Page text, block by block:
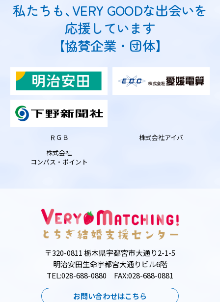
私たちも、VERY GOODな出会いを
応援しています
【協賛企業・団体】
ＲＧＢ
株式会社アイバ
株式会社
コンパス・ポイント
〒320-0811 栃木県宇都宮市大通り2-1-5
明治安田生命宇都宮大通りビル6階
TEL:028-688-0880 FAX:028-688-0881
お問い合わせはこちら